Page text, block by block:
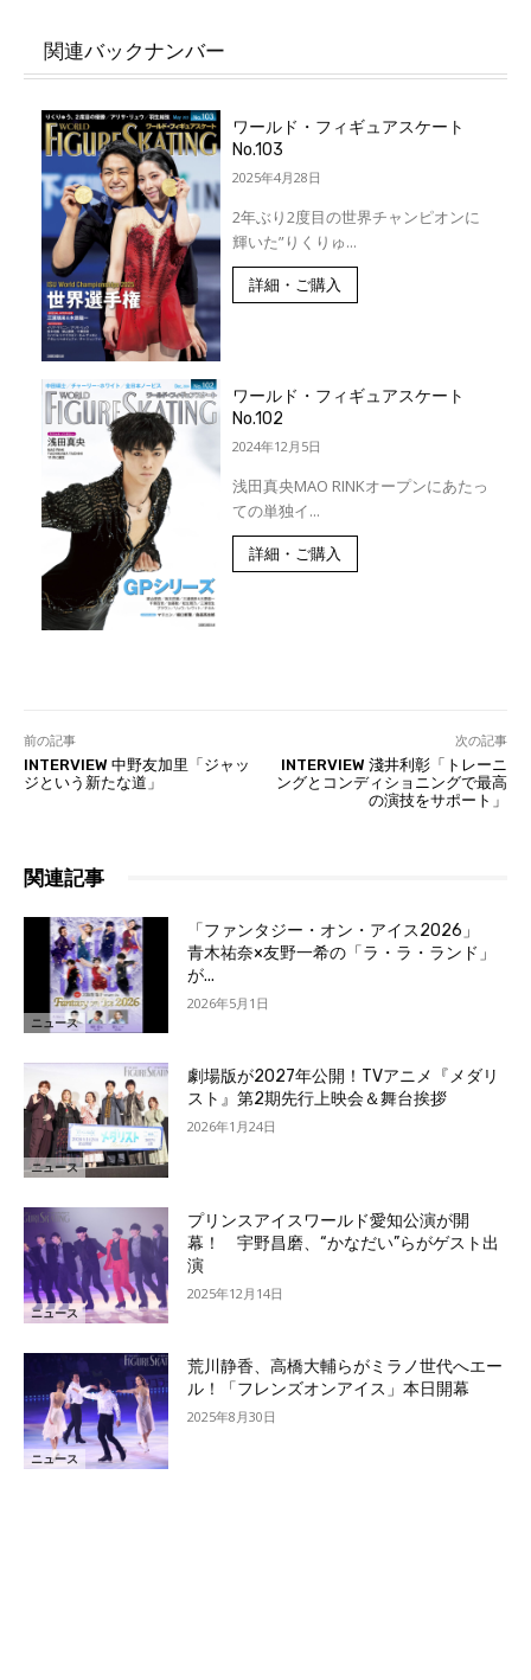
関連バックナンバー
ワールド・フィギュアスケート
No.103
2025年4月28日
2年ぶり2度目の世界チャンピオンに
輝いた”りくりゅ...
詳細・ご購入
ワールド・フィギュアスケート
No.102
2024年12月5日
浅田真央MAO RINKオープンにあたっ
ての単独イ...
詳細・ご購入
前の記事
INTERVIEW 中野友加里「ジャッ
ジという新たな道」
次の記事
INTERVIEW 淺井利彰「トレーニ
ングとコンディショニングで最高
の演技をサポート」
関連記事
ニュース
「ファンタジー・オン・アイス2026」
青木祐奈×友野一希の「ラ・ラ・ランド」
が...
2026年5月1日
ニュース
劇場版が2027年公開！TVアニメ『メダリ
スト』第2期先行上映会＆舞台挨拶
2026年1月24日
ニュース
プリンスアイスワールド愛知公演が開
幕！ 宇野昌磨、“かなだい”らがゲスト出
演
2025年12月14日
ニュース
荒川静香、高橋大輔らがミラノ世代へエー
ル！「フレンズオンアイス」本日開幕
2025年8月30日